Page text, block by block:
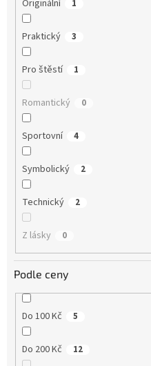
Originální 1
Praktický 3
Pro štěstí 1
Romantický 0
Sportovní 4
Symbolický 2
Technický 2
Z lásky 0
Podle ceny
Do 100 Kč 5
Do 200 Kč 12